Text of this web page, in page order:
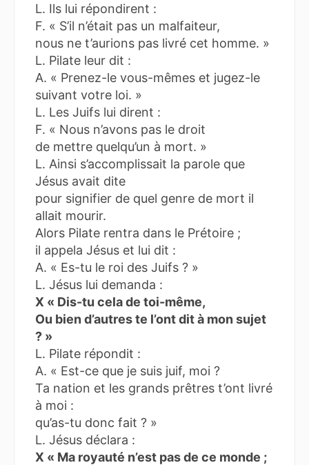
L. Ils lui répondirent :
F. « S’il n’était pas un malfaiteur,
nous ne t’aurions pas livré cet homme. »
L. Pilate leur dit :
A. « Prenez-le vous-mêmes et jugez-le
suivant votre loi. »
L. Les Juifs lui dirent :
F. « Nous n’avons pas le droit
de mettre quelqu’un à mort. »
L. Ainsi s’accomplissait la parole que
Jésus avait dite
pour signifier de quel genre de mort il
allait mourir.
Alors Pilate rentra dans le Prétoire ;
il appela Jésus et lui dit :
A. « Es-tu le roi des Juifs ? »
L. Jésus lui demanda :
X « Dis-tu cela de toi-même,
Ou bien d’autres te l’ont dit à mon sujet
? »
L. Pilate répondit :
A. « Est-ce que je suis juif, moi ?
Ta nation et les grands prêtres t’ont livré
à moi :
qu’as-tu donc fait ? »
L. Jésus déclara :
X « Ma royauté n’est pas de ce monde ;